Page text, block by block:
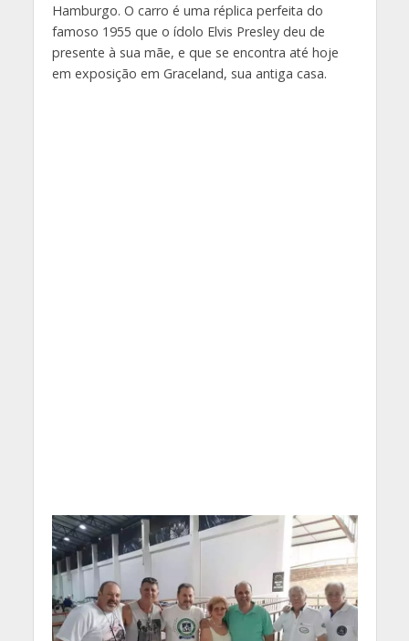
Hamburgo. O carro é uma réplica perfeita do
famoso 1955 que o ídolo Elvis Presley deu de
presente à sua mãe, e que se encontra até hoje
em exposição em Graceland, sua antiga casa.